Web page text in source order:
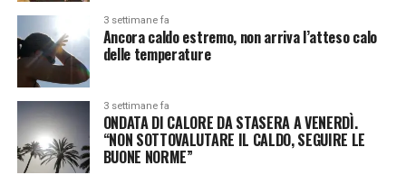
3 settimane fa
Ancora caldo estremo, non arriva l’atteso calo
delle temperature
3 settimane fa
ONDATA DI CALORE DA STASERA A VENERDÌ.
“NON SOTTOVALUTARE IL CALDO, SEGUIRE LE
BUONE NORME”